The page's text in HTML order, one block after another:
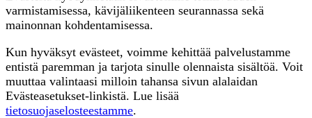
varmistamisessa, kävijäliikenteen seurannassa sekä
mainonnan kohdentamisessa.
Kun hyväksyt evästeet, voimme kehittää palvelustamme
entistä paremman ja tarjota sinulle olennaista sisältöä. Voit
muuttaa valintaasi milloin tahansa sivun alalaidan
Evästeasetukset-linkistä. Lue lisää
tietosuojaselosteestamme.